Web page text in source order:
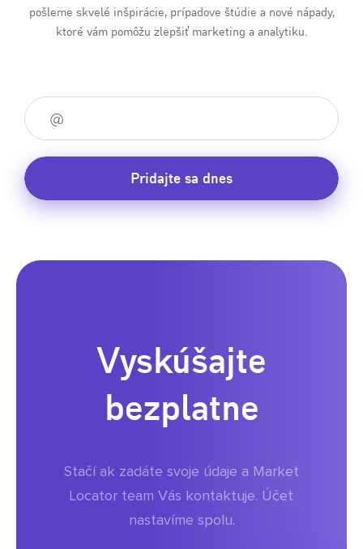
pošleme skvelé inšpirácie, prípadove štúdie a nové nápady,
ktoré vám pomôžu zlepšiť marketing a analytiku.
Pridajte sa dnes
Vyskúšajte
bezplatne
Stačí ak zadáte svoje údaje a Market
Locator team Vás kontaktuje. Účet
nastavíme spolu.